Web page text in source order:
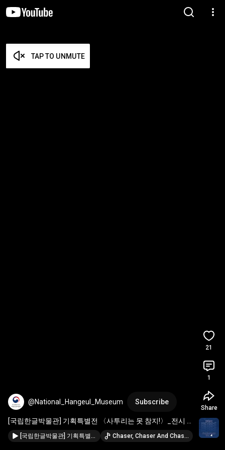
TAP TO UNMUTE
@National_Hangeul_Museum Subscribe
[국립한글박물관] 기획특별전 〈사투리는 못 참지!〉_전시
준비 영상 EP3
[국립한글박물관] 기획특별전 〈사투리는 못 참지!〉_전시 준비 영상 EP2 Chaser, Chaser And Chaser · BGM President
21
1
Share